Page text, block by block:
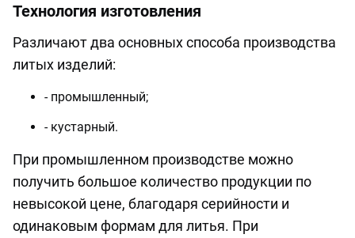
Технология изготовления
Различают два основных способа производства
литых изделий:
- промышленный;
- кустарный.
При промышленном производстве можно
получить большое количество продукции по
невысокой цене, благодаря серийности и
одинаковым формам для литья. При